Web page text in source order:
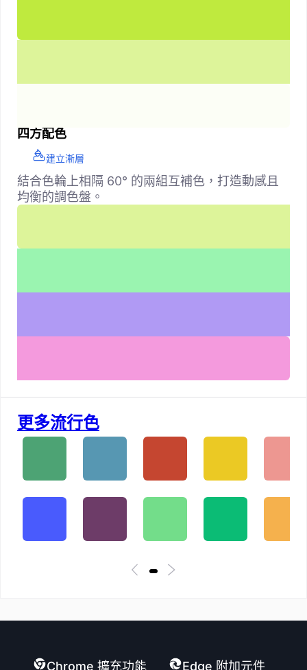
四方配色
建立漸層
結合色輪上相隔 60° 的兩組互補色，打造動感且
均衡的調色盤。
更多流行色
Chrome 擴充功能 Edge 附加元件